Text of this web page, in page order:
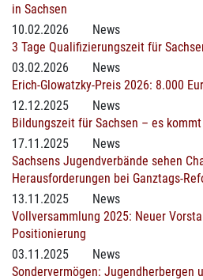
in Sachsen
10.02.2026
News
3 Tage Qualifizierungszeit für
03.02.2026
News
Erich-Glowatzky-Preis 2026: 8.000
12.12.2025
News
Bildungszeit für Sachsen – es
17.11.2025
News
Sachsens Jugendverbände sehen
Herausforderungen bei Ganztags-
13.11.2025
News
Vollversammlung 2025: Neuer
Positionierung
03.11.2025
News
Sondervermögen: Jugendherbergen